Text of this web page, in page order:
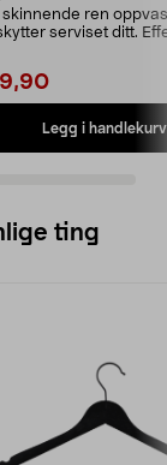
skinnende ren
serviset ditt.
Legg i handlekurv
ting